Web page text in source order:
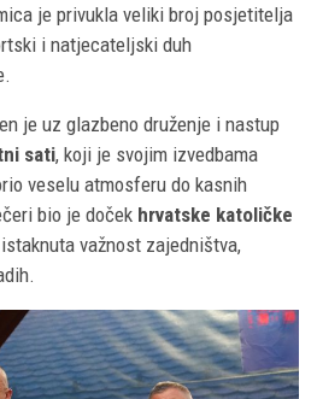
je privukla veliki broj posjetitelja
i natjecateljski duh
je uz glazbeno druženje i nastup
sati, koji je svojim izvedbama
veselu atmosferu do kasnih
bio je doček hrvatske katoličke
važnost zajedništva,